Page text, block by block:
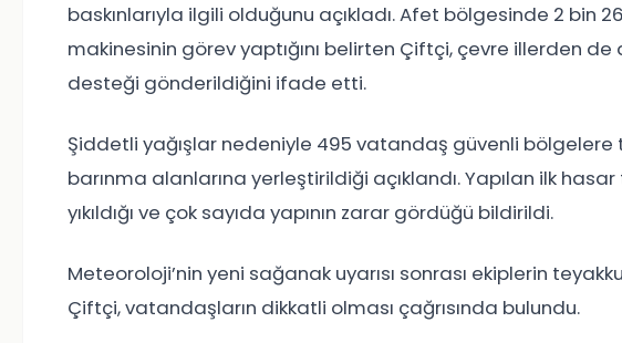
baskınlarıyla ilgili olduğunu açıkladı. Afet bölgesinde 2 bin
makinesinin görev yaptığını belirten Çiftçi, çevre illerden
desteği gönderildiğini ifade etti.
Şiddetli yağışlar nedeniyle 495 vatandaş güvenli bölgelere
barınma alanlarına yerleştirildiği açıklandı. Yapılan ilk
yıkıldığı ve çok sayıda yapının zarar gördüğü bildirildi.
Meteoroloji’nin yeni sağanak uyarısı sonrası ekiplerin
Çiftçi, vatandaşların dikkatli olması çağrısında bulundu.